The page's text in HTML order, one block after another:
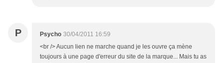
P Psycho 30/04/2011 16:59
<br /> Aucun lien ne marche quand je les ouvre ça mène
toujours à une page d'erreur du site de la marque... Mais tu as